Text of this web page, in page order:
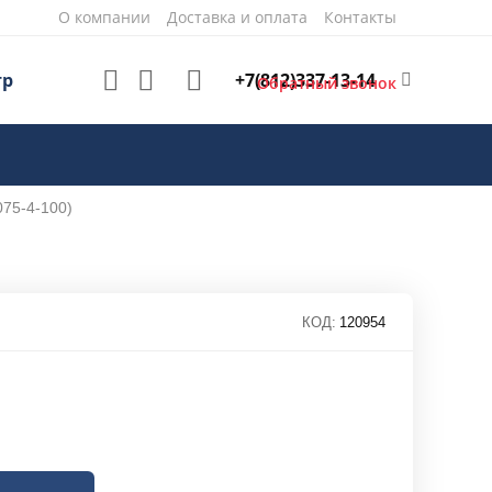
О компании Доставка и оплата Контакты
+7(812)337-13-14
Обратный звонок
4-100)
КОД: 120954